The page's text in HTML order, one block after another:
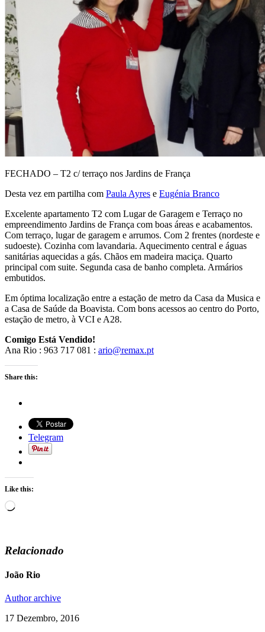
FECHADO – T2 c/ terraço nos Jardins de França
Desta vez em partilha com Paula Ayres e Eugénia Branco
Excelente apartamento T2 com Lugar de Garagem e Terraço no
empreendimento Jardins de França com boas áreas e acabamentos.
Com terraço, lugar de garagem e arrumos. Com 2 frentes (nordeste e
sudoeste). Cozinha com lavandaria. Aquecimento central e águas
sanitárias aquecidas a gás. Chãos em madeira maciça. Quarto
principal com suite. Segunda casa de banho completa. Armários
embutidos.
Em óptima localização entre a estação de metro da Casa da Musica e
a Casa de Saúde da Boavista. Com bons acessos ao centro do Porto,
estação de metro, à VCI e A28.
Comigo Está Vendido!
Ana Rio : 963 717 081 : ario@remax.pt
Share this:
Telegram
Like this:
Loading…
Relacionado
João Rio
Author archive
17 Dezembro, 2016